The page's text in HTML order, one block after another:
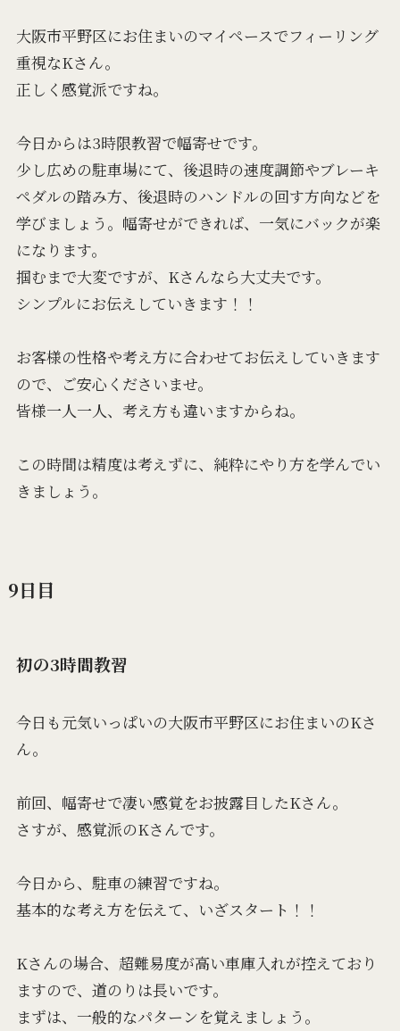
大阪市平野区にお住まいのマイペースでフィーリング
重視なKさん。
正しく感覚派ですね。
今日からは3時限教習で幅寄せです。
少し広めの駐車場にて、後退時の速度調節やブレーキ
ペダルの踏み方、後退時のハンドルの回す方向などを
学びましょう。幅寄せができれば、一気にバックが楽
になります。
掴むまで大変ですが、Kさんなら大丈夫です。
シンプルにお伝えしていきます！！
お客様の性格や考え方に合わせてお伝えしていきます
ので、ご安心くださいませ。
皆様一人一人、考え方も違いますからね。
この時間は精度は考えずに、純粋にやり方を学んでい
きましょう。
9日目
初の3時間教習
今日も元気いっぱいの大阪市平野区にお住まいのKさ
ん。
前回、幅寄せで凄い感覚をお披露目したKさん。
さすが、感覚派のKさんです。
今日から、駐車の練習ですね。
基本的な考え方を伝えて、いざスタート！！
Kさんの場合、超難易度が高い車庫入れが控えており
ますので、道のりは長いです。
まずは、一般的なパターンを覚えましょう。